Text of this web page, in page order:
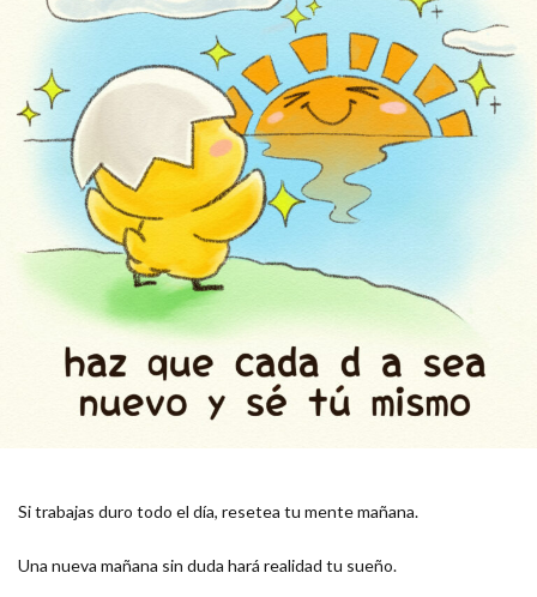
Si trabajas duro todo el día, resetea tu mente mañana.
Una nueva mañana sin duda hará realidad tu sueño.